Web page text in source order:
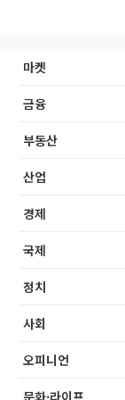
마켓
금융
부동산
산업
경제
국제
정치
사회
오피니언
문화·라이프